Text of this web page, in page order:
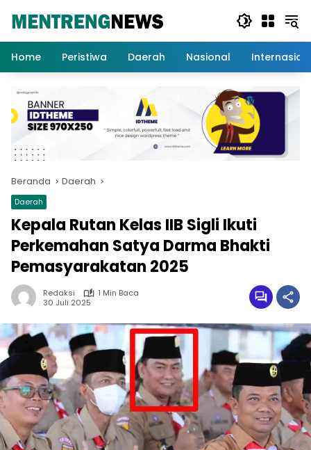
Home
Peristiwa Daerah Nasional
Beranda Daerah
Daerah
Kepala Rutan Kelas IIB Sigli Ikuti
Perkemahan Satya Darma Bhakti
Pemasyarakatan 2025
Redaksi
1 Min Baca
30 Juli 2025